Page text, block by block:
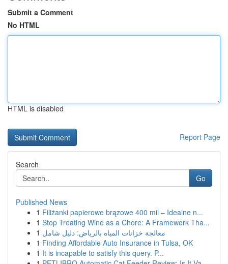
Submit a Comment
No HTML
HTML is disabled
Report Page
Search
Go
Published News
1 Filiżanki papierowe brązowe 400 mil – Idealne n...
1 Stop Treating Wine as a Chore: A Framework Tha...
1 معالجة خزانات المياه بالرياض: دليل شامل
1 Finding Affordable Auto Insurance in Tulsa, OK
1 It is incapable to satisfy this query. P...